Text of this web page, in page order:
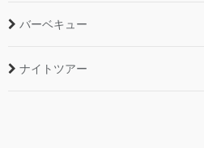
バーベキュー
ナイトツアー